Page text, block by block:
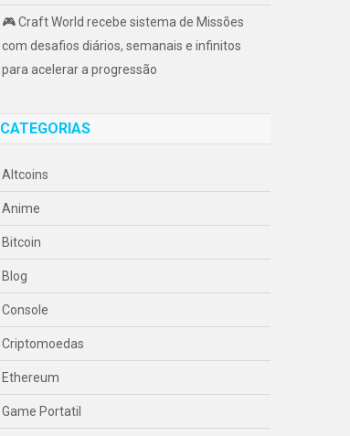
🎮 Craft World recebe sistema de Missões
com desafios diários, semanais e infinitos
para acelerar a progressão
CATEGORIAS
Altcoins
Anime
Bitcoin
Blog
Console
Criptomoedas
Ethereum
Game Portatil